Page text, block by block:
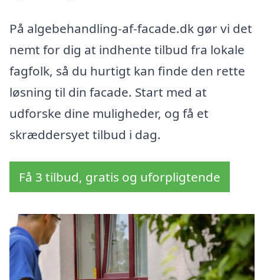
På algebehandling-af-facade.dk gør vi det
nemt for dig at indhente tilbud fra lokale
fagfolk, så du hurtigt kan finde den rette
løsning til din facade. Start med at
udforske dine muligheder, og få et
skræddersyet tilbud i dag.
Få 3 tilbud, gratis og uforpligtende